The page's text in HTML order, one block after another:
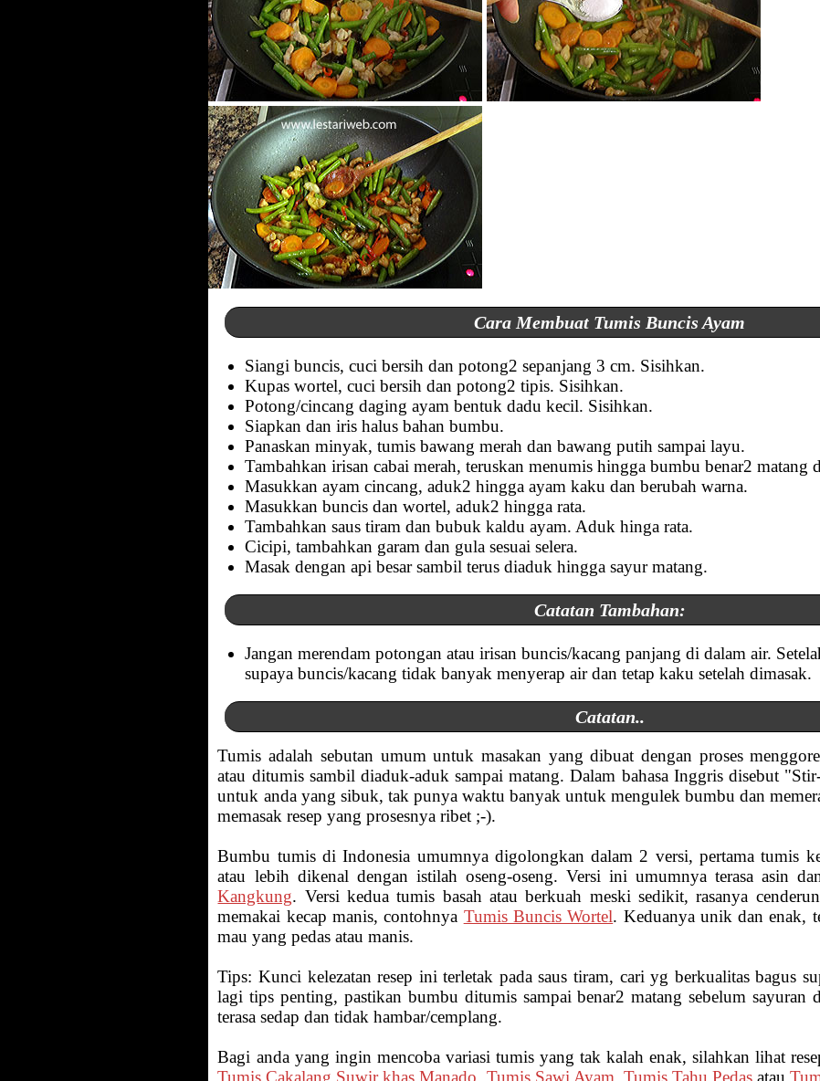
Cara Membuat Tumis Buncis Ayam
Siangi buncis, cuci bersih dan potong2 sepanjang 3 cm. Sisihkan.
Kupas wortel, cuci bersih dan potong2 tipis. Sisihkan.
Potong/cincang daging ayam bentuk dadu kecil. Sisihkan.
Siapkan dan iris halus bahan bumbu.
Panaskan minyak, tumis bawang merah dan bawang putih sampai layu.
Tambahkan irisan cabai merah, teruskan menumis hingga bumbu benar2 matang
Masukkan ayam cincang, aduk2 hingga ayam kaku dan berubah warna.
Masukkan buncis dan wortel, aduk2 hingga rata.
Tambahkan saus tiram dan bubuk kaldu ayam. Aduk hinga rata.
Cicipi, tambahkan garam dan gula sesuai selera.
Masak dengan api besar sambil terus diaduk hingga sayur matang.
Catatan Tambahan:
Jangan merendam potongan atau irisan buncis/kacang panjang di dalam air.
supaya buncis/kacang tidak banyak menyerap air dan tetap kaku setelah dimasak.
Catatan..
Tumis adalah sebutan umum untuk masakan yang dibuat dengan proses
atau ditumis sambil diaduk-aduk sampai matang. Dalam bahasa Inggris disebut
untuk anda yang sibuk, tak punya waktu banyak untuk mengulek bumbu dan
memasak resep yang prosesnya ribet ;-).
Bumbu tumis di Indonesia umumnya digolongkan dalam 2 versi, pertama tumis
atau lebih dikenal dengan istilah oseng-oseng. Versi ini umumnya terasa asin
Kangkung. Versi kedua tumis basah atau berkuah meski sedikit, rasanya
memakai kecap manis, contohnya Tumis Buncis Wortel. Keduanya unik dan enak,
mau yang pedas atau manis.
Tips: Kunci kelezatan resep ini terletak pada saus tiram, cari yg berkualitas bagus
lagi tips penting, pastikan bumbu ditumis sampai benar2 matang sebelum sayuran
terasa sedap dan tidak hambar/cemplang.
Bagi anda yang ingin mencoba variasi tumis yang tak kalah enak, silahkan lihat
Tumis Cakalang Suwir khas Manado Tumis Sawi Ayam Tumis Tahu Pedasatau